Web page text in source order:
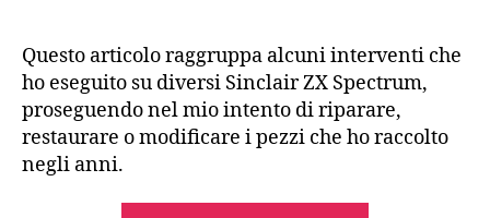
vari
ZX
Spectrum
Questo articolo raggruppa alcuni interventi che
ho eseguito su diversi Sinclair ZX Spectrum,
proseguendo nel mio intento di riparare,
restaurare o modificare i pezzi che ho raccolto
negli anni.